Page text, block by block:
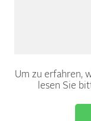
Um zu erfahren,
lesen Sie